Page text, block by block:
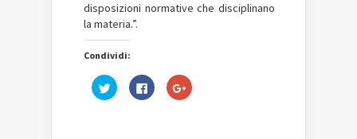
disposizioni normative che disciplinano
la materia.”.
Condividi:
Fai
clic
Fai
clic
Fai
clic